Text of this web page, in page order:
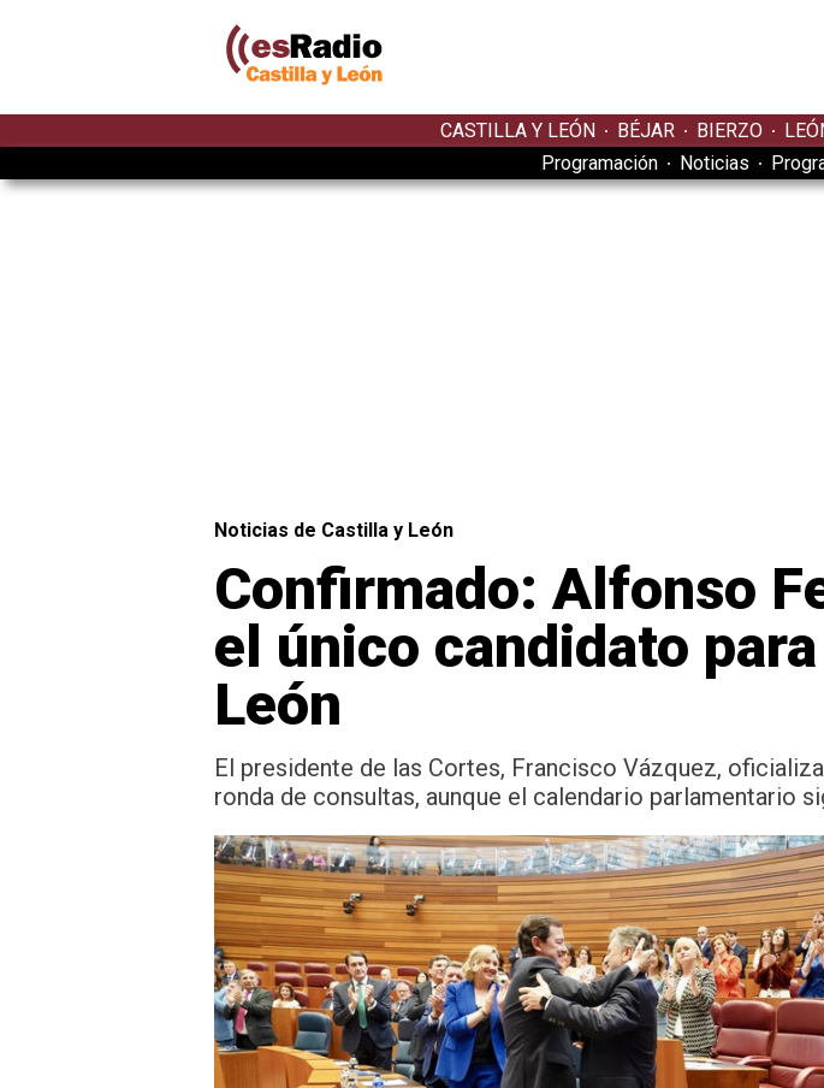
CASTILLA Y LEÓN BÉJAR BIERZO
Programación
Noticias
Noticias de Castilla y León
Confirmado: Alfonso
el único candidato
León
El presidente de las Cortes, Francisco Vázquez,
ronda de consultas, aunque el calendario parlamentario